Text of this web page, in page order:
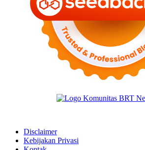
Disclaimer
Kebijakan Privasi